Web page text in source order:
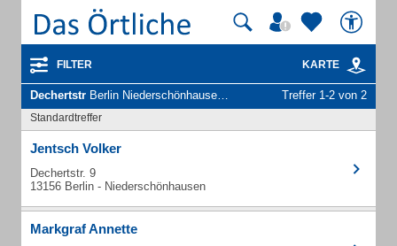
FILTER KARTE
Dechertstr Berlin Niederschönhausen - Unternehmen und Personen Treffer 1-2 von 2
Standardtreffer
Jentsch Volker
Dechertstr. 9
13156 Berlin - Niederschönhausen
Markgraf Annette